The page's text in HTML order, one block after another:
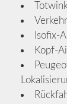
Isofix-
Kopf-